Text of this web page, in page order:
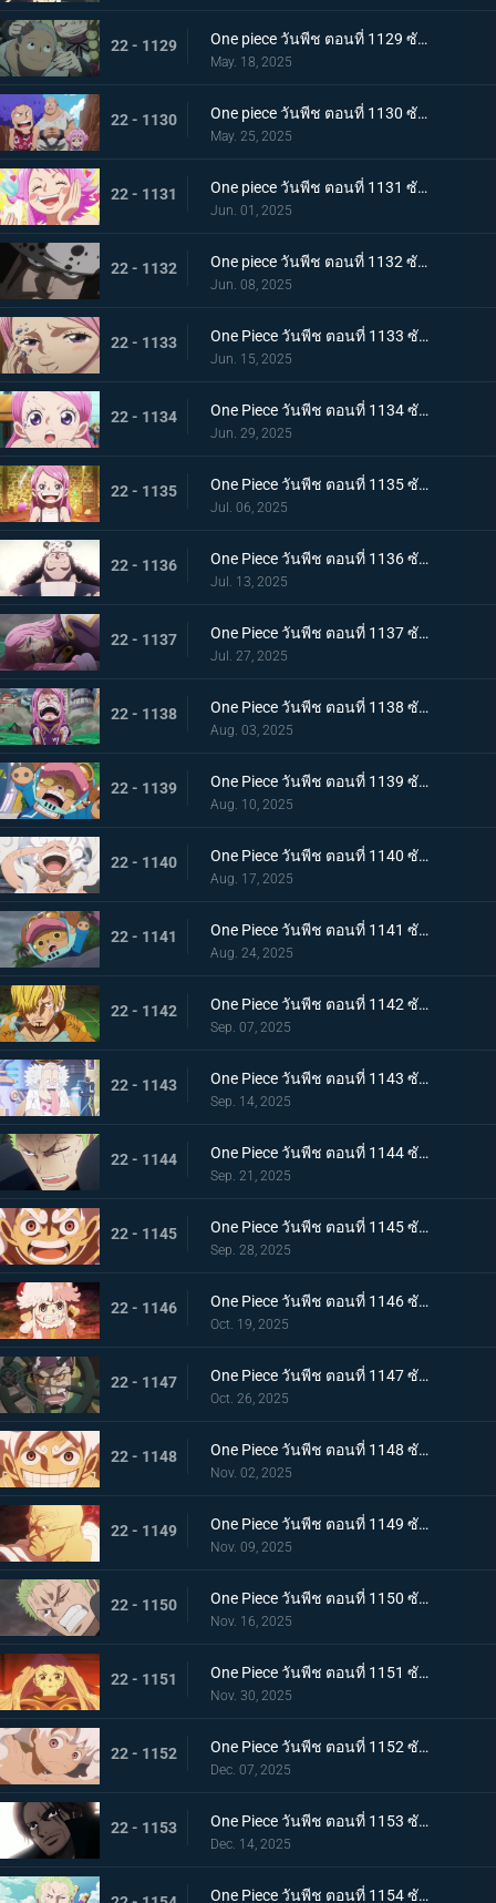
22 - 1129 One piece วันพีช ตอนที่ 1129 ซับไทย อดีตของคุมะ โลกที่ตายไปเสียยังดีกว่า
May. 18, 2025
22 - 1130 One piece วันพีช ตอนที่ 1130 ซับไทย ประวัติศาสตร์ที่ถูกลบล้าง ก็อดวัลเลย์แห่งความสิ้นหวัง
May. 25, 2025
22 - 1131 One piece วันพีช ตอนที่ 1131 ซับไทย ความสุขเพียงชั่วคราว คุมาจี้กับจินนี่
Jun. 01, 2025
22 - 1132 One piece วันพีช ตอนที่ 1132 ซับไทย คำสาบานที่มีให้กับจินนี่ คุมะที่ได้กลายเป็นพ่อ
Jun. 08, 2025
22 - 1133 One Piece วันพีช ตอนที่ 1133 ซับไทย ช่วยบอนนี่ "แปซิฟิสต้า" ผู้ใจเสาะ คุมะ
Jun. 15, 2025
22 - 1134 One Piece วันพีช ตอนที่ 1134 ซับไทย ชะตากรรมอันโหดร้าย การตัดสินใจของคุมะผู้เป็นพ่อ
Jun. 29, 2025
22 - 1135 One Piece วันพีช ตอนที่ 1135 ซับไทย สู่ทะเลที่พ่ออยู่ อนาคตที่บอนนี่เลือก
Jul. 06, 2025
22 - 1136 One Piece วันพีช ตอนที่ 1136 ซับไทย ชีวิตของคุมะ
Jul. 13, 2025
22 - 1137 One Piece วันพีช ตอนที่ 1137 ซับไทย ขอโทษนะคุณพ่อ น้ำตาของบอนนี่กับหมัดของคุมะ
Jul. 27, 2025
22 - 1138 One Piece วันพีช ตอนที่ 1138 ซับไทย ขอบคุณค่ะ คุณพ่อ โอบกอดแสนอบอุ่นของบอนนี่กับคุมะ
Aug. 03, 2025
22 - 1139 One Piece วันพีช ตอนที่ 1139 ซับไทย เอ็กเฮดถูกทำลาย เริ่มต้นบัสเตอร์คอล
Aug. 10, 2025
22 - 1140 One Piece วันพีช ตอนที่ 1140 ซับไทย ฮีโร่ที่หลงใหล นักรบแห่งการปลดปล่อยผู้ช่วยเหลือบอนนี่
Aug. 17, 2025
22 - 1141 One Piece วันพีช ตอนที่ 1141 ซับไทย กองหนุนที่พึ่งพาได้ ดอรี่กับโบรกี้มาถึงแล้ว
Aug. 24, 2025
22 - 1142 One Piece วันพีช ตอนที่ 1142 ซับไทย ได้ยินแล้วตอบด้วย โลกเอ๋ย ข้อความของเวก้าพังค์
Sep. 07, 2025
22 - 1143 One Piece วันพีช ตอนที่ 1143 ซับไทย แผนลับของเวก้าพังค์ การถ่ายทอดสดทั่วโลกอันบีบคั้น
Sep. 14, 2025
22 - 1144 One Piece วันพีช ตอนที่ 1144 ซับไทย ที่สุดของฝันร้าย การรวมพลของห้าผู้เฒ่า
Sep. 21, 2025
22 - 1145 One Piece วันพีช ตอนที่ 1145 ซับไทย ทำศึกร่วมกับสหาย ลูฟี่กับนักรบเอลบัฟ
Sep. 28, 2025
22 - 1146 One Piece วันพีช ตอนที่ 1146 ซับไทย ภัยคุกคามที่ใกล้เข้ามา - ความมุ่งมั่นของสตูสซีและเอดิสัน
Oct. 19, 2025
22 - 1147 One Piece วันพีช ตอนที่ 1147 ซับไทย บทสรุปที่น่าทึ่ง - การทำนายครั้งยิ่งใหญ่ของเวก้าพังค์
Oct. 26, 2025
22 - 1148 One Piece วันพีช ตอนที่ 1148 ซับไทย ประวัติศาสตร์ที่สาบสูญ - จอยบอย โจรสลัดคนแรก
Nov. 02, 2025
22 - 1149 One Piece วันพีช ตอนที่ 1149 ซับไทย ศตวรรษแห่งความว่างเปล่า - การเปิดเผยเกี่ยวกับโลกที่กำลังจมลง
Nov. 09, 2025
22 - 1150 One Piece วันพีช ตอนที่ 1150 ซับไทย เคลื่อนยาน! ยักษ์เหล็กเริ่มทำงานแล้ว
Nov. 16, 2025
22 - 1151 One Piece วันพีช ตอนที่ 1151 ซับไทย ความฝันของเธอและพ่อของเธอ! อนาคตที่อิสระของบอนนี่
Nov. 30, 2025
22 - 1152 One Piece วันพีช ตอนที่ 1152 ซับไทย มรดกจากคุณพ่อและคุณแม่ของเธอ! บอนนี่ส์ นิกา พันช์
Dec. 07, 2025
22 - 1153 One Piece วันพีช ตอนที่ 1153 ซับไทย การเปลี่ยนแปลงครั้งใหญ่แห่งยุคสมัย! สีแห่งราชาผู้ยิ่งใหญ่ที่นำทางลูฟี่
Dec. 14, 2025
One Piece วันพีช ตอนที่ 1154 ซับไทย ความจริงเบื้องหลังแผนการลับ - เวก้าพังค์ประกาศชัยชนะ